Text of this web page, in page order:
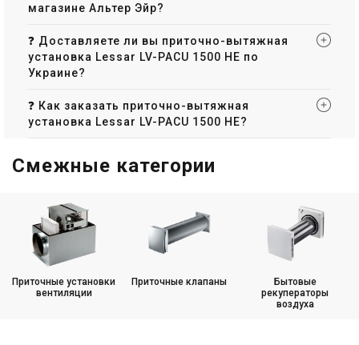
магазине Альтер Эйр?
❓ Доставляете ли вы приточно-вытяжная
установка Lessar LV-PACU 1500 HE по
Украине?
❓ Как заказать приточно-вытяжная
установка Lessar LV-PACU 1500 HE?
Смежные категории
Приточные установки
вентиляции
Приточные клапаны
Бытовые
рекуператоры
воздуха